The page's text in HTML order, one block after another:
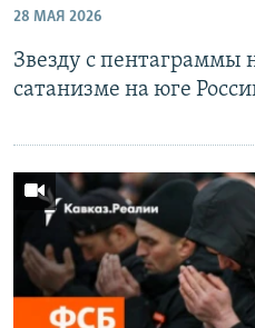
РАСПИСАНИЕ ВЕЩАНИЯ
ПОДПИШИТЕСЬ НА
Все сайты РСЕ/РС
28 МАЯ 2026
Звезду с пентаграммы
сатанизме на юге